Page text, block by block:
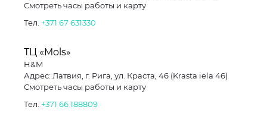
Смотреть часы работы и карту
Тел. +371 67 631330
ТЦ «Mols»
H&M
Адрес: Латвия, г. Рига, ул. Краста, 46 (Krasta iela 46)
Смотреть часы работы и карту
Тел. +371 66 188809